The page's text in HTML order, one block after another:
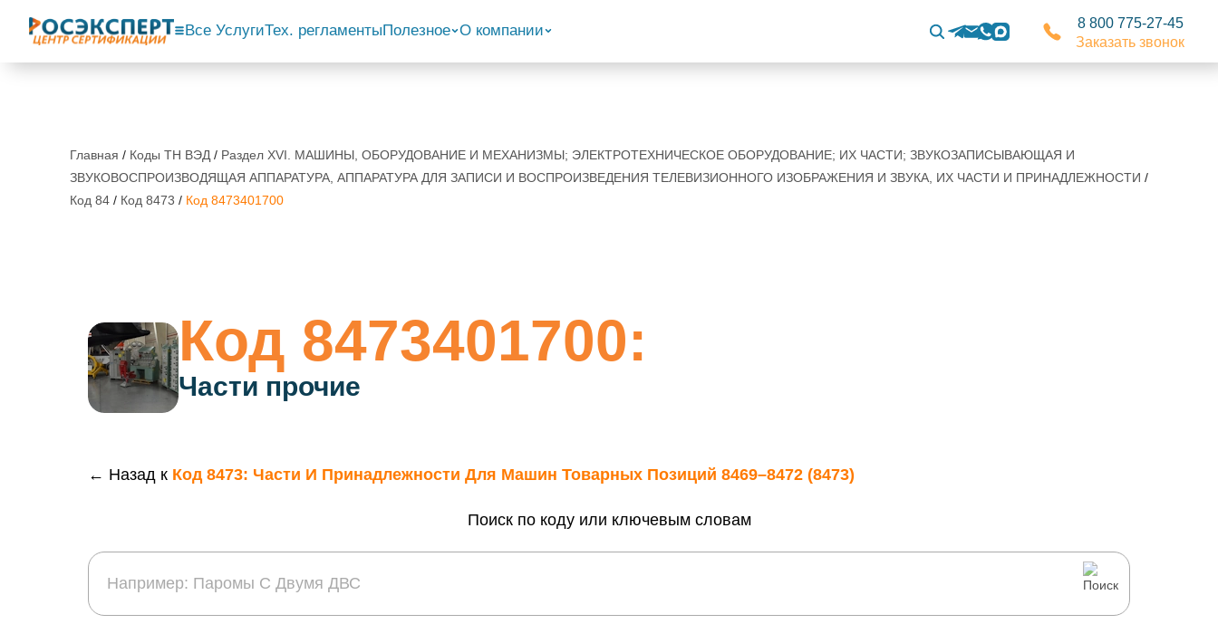
Все УслугиТех. регламенты Полезное О компании
8 800 775-27-45
Заказать звонок
Главная / Коды ТН ВЭД / Раздел XVI. МАШИНЫ, ОБОРУДОВАНИЕ И МЕХАНИЗМЫ; ЭЛЕКТРОТЕХНИЧЕСКОЕ ОБОРУДОВАНИЕ; ИХ ЧАСТИ; ЗВУКОЗАПИСЫВАЮЩАЯ И
ЗВУКОВОСПРОИЗВОДЯЩАЯ АППАРАТУРА, АППАРАТУРА ДЛЯ ЗАПИСИ И ВОСПРОИЗВЕДЕНИЯ ТЕЛЕВИЗИОННОГО ИЗОБРАЖЕНИЯ И ЗВУКА, ИХ ЧАСТИ И ПРИНАДЛЕЖНОСТИ /
Код 84 / Код 8473 / Код 8473401700
Код 8473401700:
Части прочие
← Назад к Код 8473: Части И Принадлежности Для Машин Товарных Позиций 8469–8472 (8473)
Поиск по коду или ключевым словам